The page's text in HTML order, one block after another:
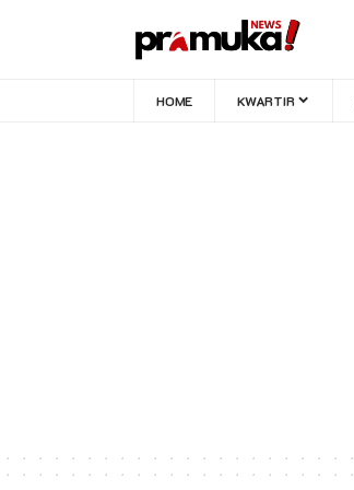
HOME KWARTIR